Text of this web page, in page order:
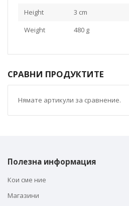
Height
3 cm
Weight
480 g
СРАВНИ ПРОДУКТИТЕ
Нямате артикули за сравнение.
Полезна информация
Кои сме ние
Магазини